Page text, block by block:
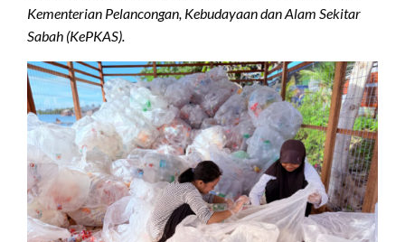
Kementerian Pelancongan, Kebudayaan dan Alam Sekitar
Sabah (KePKAS).